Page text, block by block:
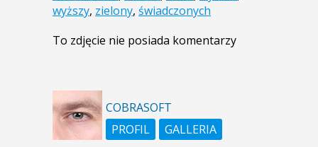
wyższy, zielony, świadczonych
To zdjęcie nie posiada komentarzy
COBRASOFT
PROFIL
GALLERIA